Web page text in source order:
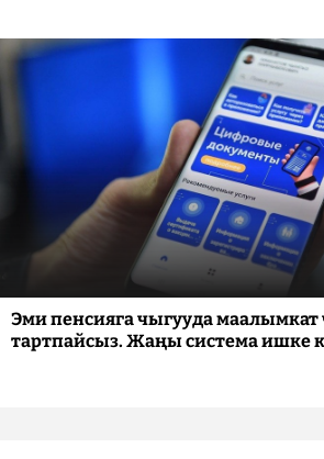
Эми пенсияга чыгууда маалымкат
тартпайсыз. Жаңы система ишке